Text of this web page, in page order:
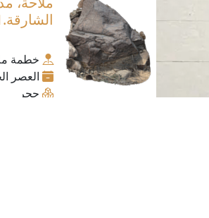
الشارقة.1
خطمة
العصر
حجر